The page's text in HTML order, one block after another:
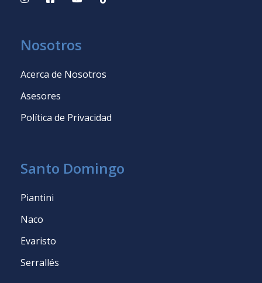
Nosotros
Acerca de Nosotros
Asesores
Política de Privacidad
Santo Domingo
Piantini
Naco
Evaristo
Serrallés